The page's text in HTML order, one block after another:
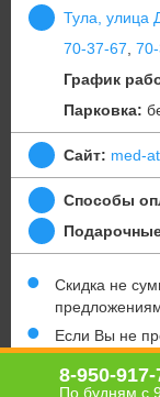
Тула, улица
70-37-67,
График
Парковка:
Сайт: med-
Способы
Скидка не
Если Вы не
24 часа,
оказанной.
8-950-
По будням с